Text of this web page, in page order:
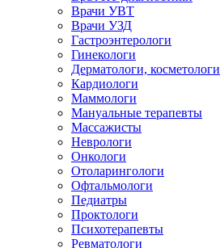
Врачи УВТ
Врачи УЗД
Гастроэнтерологи
Гинекологи
Дерматологи, косметологи
Кардиологи
Маммологи
Мануальные терапевты
Массажисты
Неврологи
Онкологи
Отоларингологи
Офтальмологи
Педиатры
Проктологи
Психотерапевты
Ревматологи